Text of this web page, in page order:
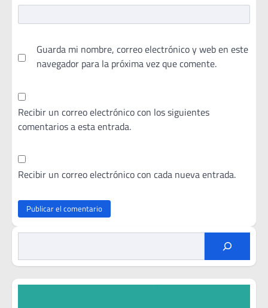
Guarda mi nombre, correo electrónico y web en este
navegador para la próxima vez que comente.
Recibir un correo electrónico con los siguientes
comentarios a esta entrada.
Recibir un correo electrónico con cada nueva entrada.